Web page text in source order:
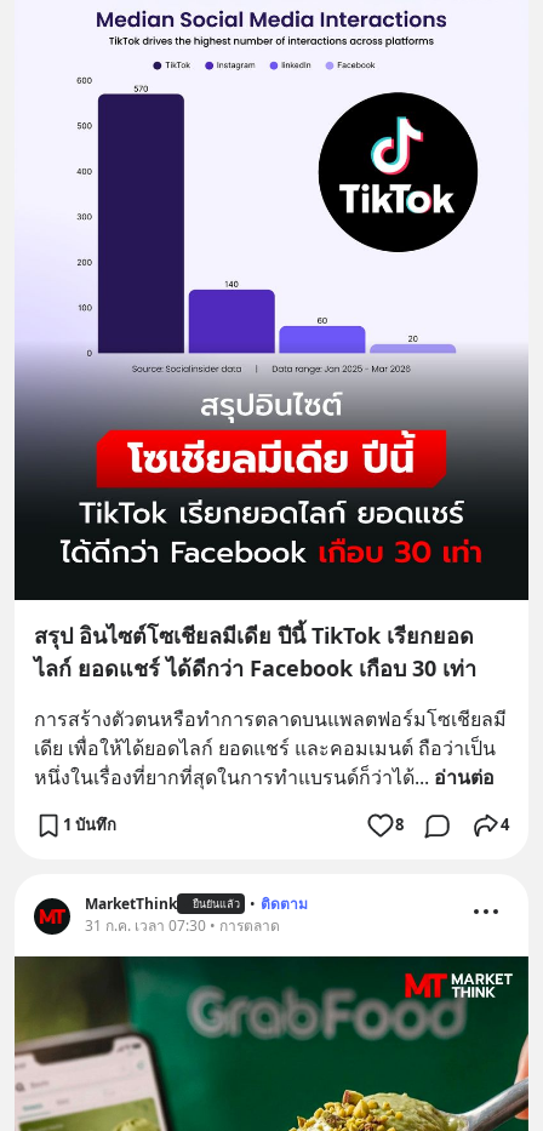
สรุป อินไซต์โซเชียลมีเดีย ปีนี้ TikTok เรียกยอด
ไลก์ ยอดแชร์ ได้ดีกว่า Facebook เกือบ 30 เท่า
การสร้างตัวตนหรือทำการตลาดบนแพลตฟอร์มโซเชียลมี
เดีย เพื่อให้ได้ยอดไลก์ ยอดแชร์ และคอมเมนต์ ถือว่าเป็น
หนึ่งในเรื่องที่ยากที่สุดในการทำแบรนด์ก็ว่าได้... อ่านต่อ
1 บันทึก 8 4
MarketThink ยืนยันแล้ว • ติดตาม
31 ก.ค. เวลา 07:30 • การตลาด